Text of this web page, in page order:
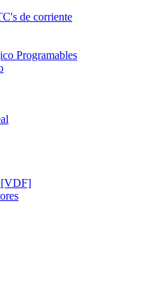
de corriente
Programables
[VDF]